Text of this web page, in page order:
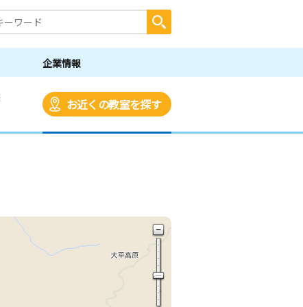
企業情報
お近くの教室を探す